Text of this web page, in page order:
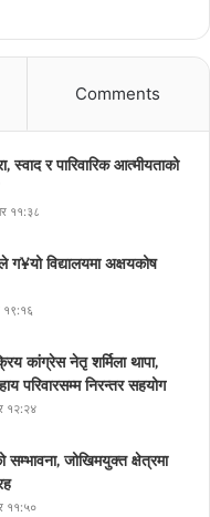
Comments
र पारिवारिक आत्मीयताको
११:३८
विद्यालयमा अक्षयकोष
१९:१६
कांग्रेस नेतृ शर्मिला थापा,
परिवारसम्म निरन्तर सहयोग
१२:२४
सम्भावना, जोखिमयुक्त क्षेत्रमा
११:५०